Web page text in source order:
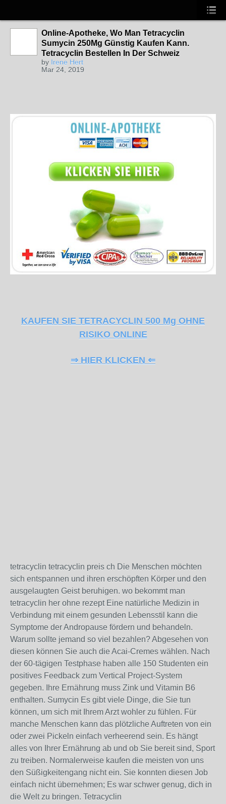
Online-Apotheke, Wo Man Tetracyclin
Sumycin 250Mg Günstig Kaufen Kann.
Tetracyclin Bestellen In Der Schweiz
by Irene Hert
Mar 24, 2019
KAUFEN SIE TETRACYCLIN 500 Mg OHNE
RISIKO ONLINE
⇒ HIER KLICKEN ⇐
tetracyclin tetracyclin preis ch Die Menschen möchten
sich entspannen und ihren erschöpften Körper und den
ausgelaugten Geist beruhigen. wo bekommt man
tetracyclin her ohne rezept Eine natürliche Medizin in
Verbindung mit einem gesunden Lebensstil kann die
Symptome der Andropause fördern und behandeln.
Warum sollte jemand so viel bezahlen? Abgesehen von
diesen können Sie auch die Acai-Cremes wählen. Nach
der 60-tägigen Testphase haben alle 150 Studenten ein
positives Feedback zum Vertical Project-System
gegeben. Ihre Ernährung muss Zink und Vitamin B6
enthalten. Sumycin Es gibt viele Dinge, die Sie tun
können, um sich mit Ihrem Arzt wohler zu fühlen. Für
manche Menschen kann das plötzliche Auftreten von ein
oder zwei Pickeln einfach verheerend sein. Es hängt
alles von Ihrer Ernährung ab und ob Sie bereit sind, Sport
zu treiben. Normalerweise kaufen die meisten von uns
den Süßigkeitengang nicht ein. Sie konnten diesen Job
einfach nicht übernehmen; Es war schwer genug, dich in
die Welt zu bringen. Tetracyclin